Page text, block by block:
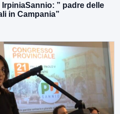
IrpiniaSannio: ” padre delle
in Campania”